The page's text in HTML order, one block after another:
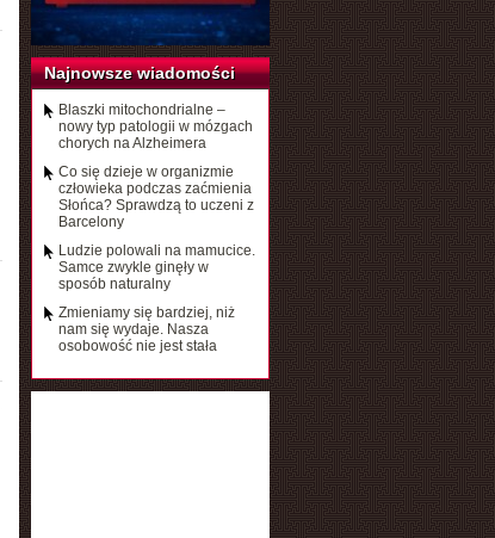
Najnowsze wiadomości
Blaszki mitochondrialne –
nowy typ patologii w mózgach
chorych na Alzheimera
Co się dzieje w organizmie
człowieka podczas zaćmienia
Słońca? Sprawdzą to uczeni z
Barcelony
Ludzie polowali na mamucice.
Samce zwykle ginęły w
sposób naturalny
Zmieniamy się bardziej, niż
nam się wydaje. Nasza
osobowość nie jest stała